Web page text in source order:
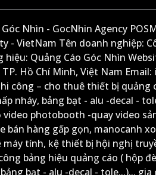
Nhìn - GocNhin Agency
- VietNam Tên doanh nghiệp:
Quảng Cáo Góc Nhìn
Hồ Chí Minh, Việt Nam
công – cho thuê thiết bị quảng
nháy, bảng bạt - alu -decal -
photobooth -quay video
bán hàng gấp gọn, manocanh
tính, kệ thiết bị hội nghị
bảng hiệu quảng cáo ( hộp
bạt - alu -decal - tole...)...